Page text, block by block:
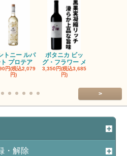
トニー ルパ
プロテア
円(税込2,079
円)
ボタニカ ビッ
グ・フラワー メ
3,350円(税込3,685
円)
>
・解除